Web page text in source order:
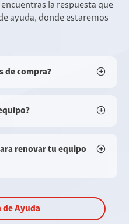
la respuesta que
ayuda, donde estaremos
de compra?
renovar tu equipo
de Ayuda